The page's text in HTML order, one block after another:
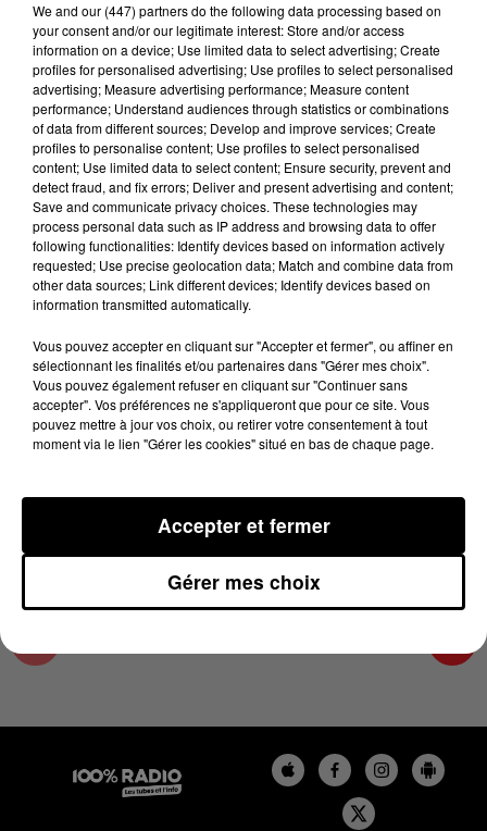
Lecture (22 sec)
100%
100% Radio l'agenda du Comminges
28 mai 2025 - 22 sec
L'AGENDA DU COMMINGES DU 28/05/2025 À
11H01
L'AGENDA DU COMMINGES
We and our (447) partnersdo the following data processing based on
your consent and/or our legitimate interest: Store and/or access
information on a device; Use limited data to select advertising; Create
profiles for personalised advertising; Use profiles to select personalised
advertising; Measure advertising performance; Measure content
performance; Understand audiences through statistics or combinations
of data from different sources; Develop and improve services; Create
profiles to personalise content; Use profiles to select personalised
content; Use limited data to select content; Ensure security, prevent and
detect fraud, and fix errors; Deliver and present advertising and content;
Save and communicate privacy choices. These technologies may
process personal data such as IP address and browsing data to offer
following functionalities: Identify devices based on information actively
requested; Use precise geolocation data; Match and combine data from
other data sources; Link different devices; Identify devices based on
information transmitted automatically.
Vous pouvez accepter en cliquant sur "Accepter et fermer", ou affiner en
sélectionnant les finalités et/ou partenaires dans "Gérer mes choix".
Vous pouvez également refuser en cliquant sur "Continuer sans
accepter". Vos préférences ne s'appliqueront que pour ce site. Vous
pouvez mettre à jour vos choix, ou retirer votre consentement à tout
moment via le lien "Gérer les cookies" situé en bas de chaque page.
Gérer mes choix
Accepter et fermer